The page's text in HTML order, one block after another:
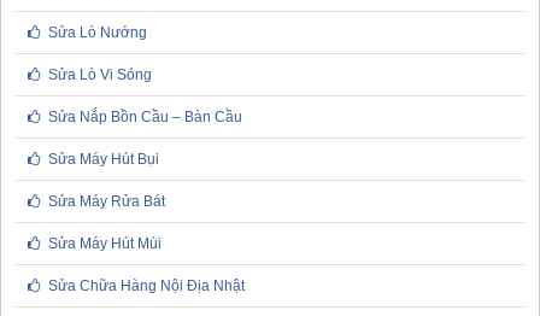
Sửa Lò Nướng
Sửa Lò Vi Sóng
Sửa Nắp Bồn Cầu – Bàn Cầu
Sửa Máy Hút Bụi
Sửa Máy Rửa Bát
Sửa Máy Hút Mùi
Sửa Chữa Hàng Nội Địa Nhật